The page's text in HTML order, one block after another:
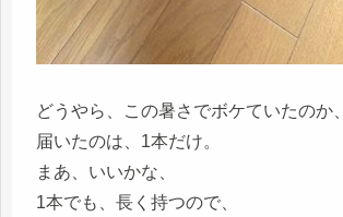
どうやら、この暑さでボケていたのか、
届いたのは、1本だけ。
まあ、いいかな、
1本でも、長く持つので、